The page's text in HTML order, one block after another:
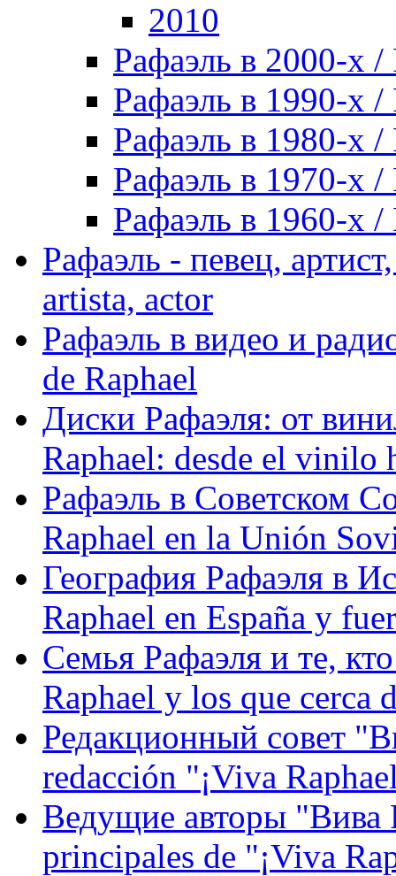
2010
Рафаэль в 2000-х /
Рафаэль в 1990-х /
Рафаэль в 1980-х /
Рафаэль в 1970-х /
Рафаэль в 1960-х /
Рафаэль - певец,
artista, actor
Рафаэль в видео и
de Raphael
Диски Рафаэля: от
Raphael: desde el vinilo
Рафаэль в Советском
Raphael en la Unión
География Рафаэля в
Raphael en España y
Семья Рафаэля и те,
Raphael y los que cerca
Редакционный совет
redacción "¡Viva
Ведущие авторы "Вива
principales de "¡Viva